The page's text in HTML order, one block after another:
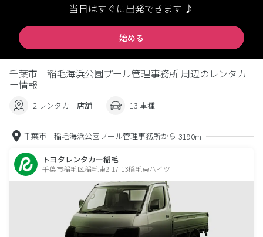
当日はすぐに出発できます ♪
始める
千葉市 稲毛海浜公園プール管理事務所 周辺のレンタカ
ー情報
2 レンタカー店舗 13 車種
千葉市 稲毛海浜公園プール管理事務所から 3190m
トヨタレンタカー稲毛
千葉市稲毛区稲毛東2-17-13稲毛東ハイツ